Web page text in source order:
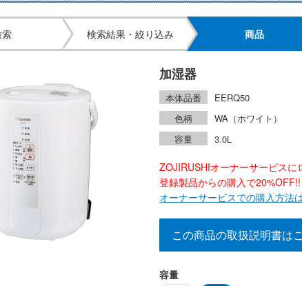
検索結果・絞り込み 商品
加湿器
本体品番
EERQ50
色柄
WA（ホワイト）
容量
3.0L
ZOJIRUSHIオーナーサービスに
登録製品からの購入で20%OFF!!
オーナーサービスでの購入方法
この商品の取扱説明書は
容量